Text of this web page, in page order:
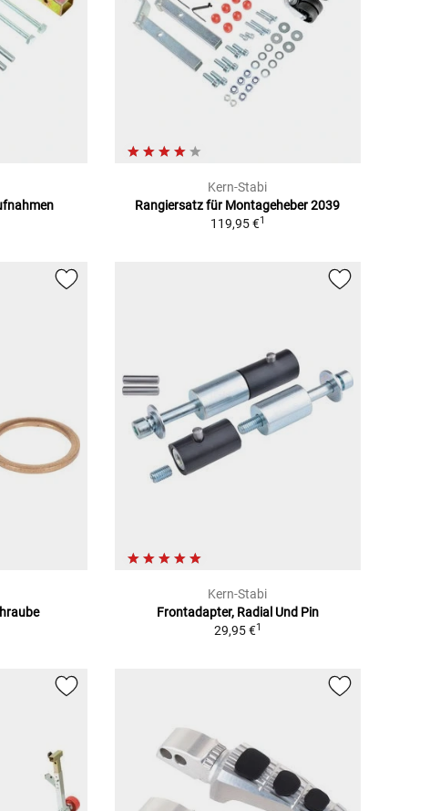
Kern-Stabi
Rangiersatz für Montageheber 2039
119,95 €1
Kern-Stabi
Frontadapter, Radial Und Pin
29,95 €1